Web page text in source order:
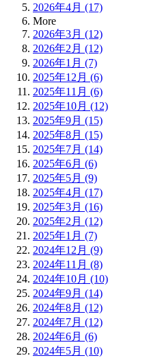
2026年4月 (17)
More
2026年3月 (12)
2026年2月 (12)
2026年1月 (7)
2025年12月 (6)
2025年11月 (6)
2025年10月 (12)
2025年9月 (15)
2025年8月 (15)
2025年7月 (14)
2025年6月 (6)
2025年5月 (9)
2025年4月 (17)
2025年3月 (16)
2025年2月 (12)
2025年1月 (7)
2024年12月 (9)
2024年11月 (8)
2024年10月 (10)
2024年9月 (14)
2024年8月 (12)
2024年7月 (12)
2024年6月 (6)
2024年5月 (10)